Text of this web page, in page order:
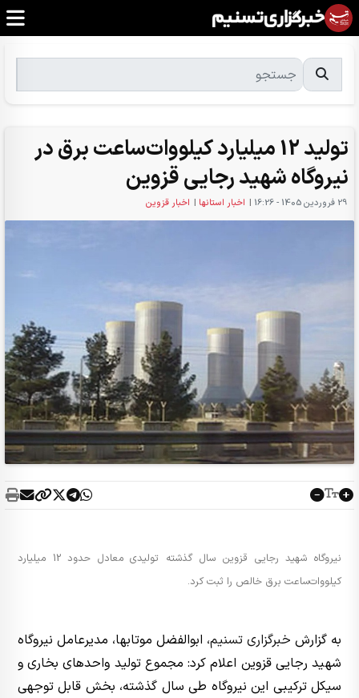
تولید 12 میلیارد کیلووات‌ساعت برق در
نیروگاه شهید رجایی قزوین
29 فروردين 1405 - 16:26 | اخبار استانها | اخبار قزوین
نیروگاه شهید رجایی قزوین سال گذشته تولیدی معادل حدود 12 میلیارد
کیلووات‌ساعت برق خالص را ثبت کرد.
به گزارش خبرگزاری تسنیم، ابوالفضل موتابها، مدیرعامل نیروگاه
شهید رجایی قزوین اعلام کرد: مجموع تولید واحدهای بخاری و
سیکل ترکیبی این نیروگاه طی سال گذشته، بخش قابل توجهی